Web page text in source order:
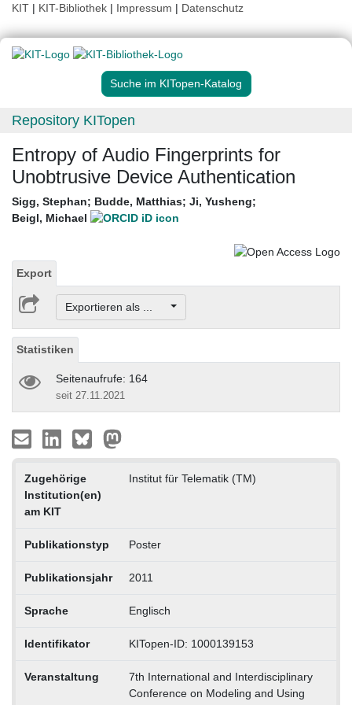
KIT | KIT-Bibliothek | Impressum | Datenschutz
Suche im KITopen-Katalog
Repository KITopen
Entropy of Audio Fingerprints for
Unobtrusive Device Authentication
Sigg, Stephan; Budde, Matthias; Ji, Yusheng;
Beigl, Michael
Export
Exportieren als ...
Statistiken
Seitenaufrufe: 164
seit 27.11.2021
Zugehörige
Institution(en)
am KIT
Institut für Telematik (TM)
Publikationstyp Poster
Publikationsjahr 2011
Sprache Englisch
Identifikator KITopen-ID: 1000139153
Veranstaltung
7th International and Interdisciplinary
Conference on Modeling and Using